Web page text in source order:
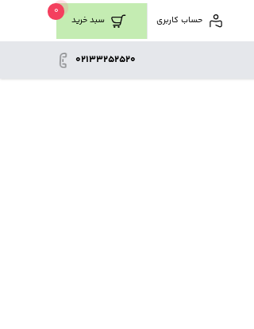
سبد خرید
0
حساب کاربری
02133252520